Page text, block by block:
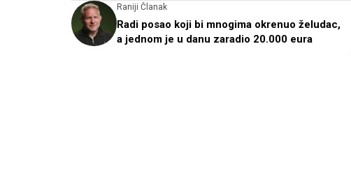
Raniji Članak
Radi posao koji bi mnogima okrenuo želudac,
a jednom je u danu zaradio 20.000 eura